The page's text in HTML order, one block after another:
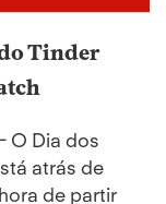
Tinder
O Dia dos
atrás de
de partir